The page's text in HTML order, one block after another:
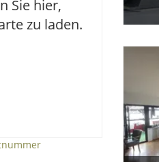
Sie hier,
zu laden.